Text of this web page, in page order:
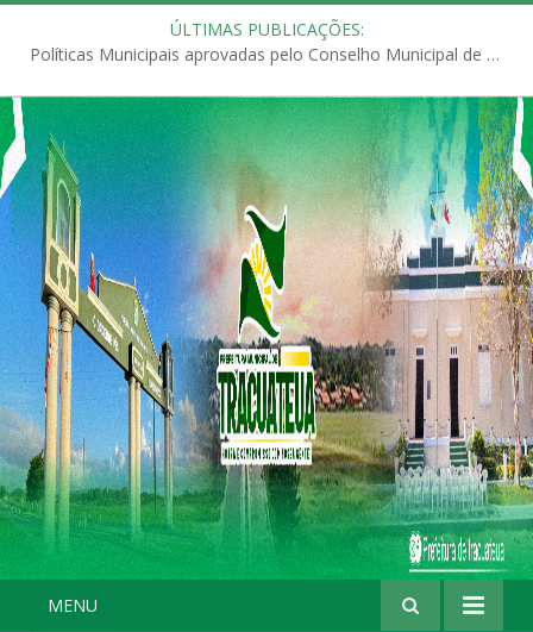
ÚLTIMAS PUBLICAÇÕES:
Políticas Municipais aprovadas pelo Conselho Municipal de Educação (CME)
MENU